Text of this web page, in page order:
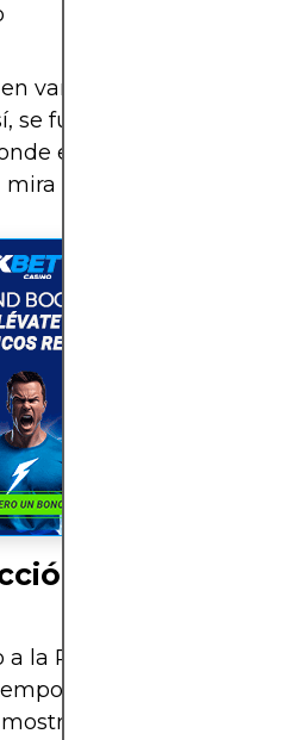
varios clubes franceses:
se fue a Inglaterra pero
explotó: 12 goles en
de varios clubes
y logros
a la Premier League
complicada a
carácter y